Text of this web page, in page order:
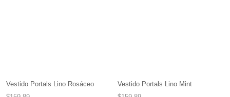
Vestido Portals Lino Rosáceo
Vestido Portals Lino Mint